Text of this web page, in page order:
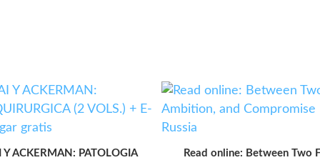
Y ACKERMAN: PATOLOGIA Read online: Between Two